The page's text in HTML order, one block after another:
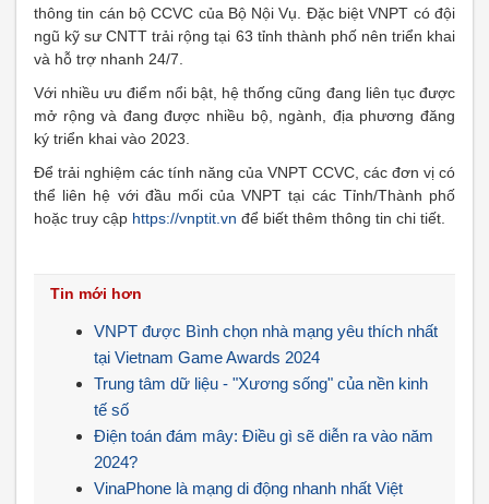
thông tin cán bộ CCVC của Bộ Nội Vụ. Đặc biệt VNPT có đội
ngũ kỹ sư CNTT trải rộng tại 63 tỉnh thành phố nên triển khai
và hỗ trợ nhanh 24/7.
Với nhiều ưu điểm nổi bật, hệ thống cũng đang liên tục được
mở rộng và đang được nhiều bộ, ngành, địa phương đăng
ký triển khai vào 2023.
Để trải nghiệm các tính năng của VNPT CCVC, các đơn vị có
thể liên hệ với đầu mối của VNPT tại các Tỉnh/Thành phố
hoặc truy cập https://vnptit.vn để biết thêm thông tin chi tiết.
Tin mới hơn
VNPT được Bình chọn nhà mạng yêu thích nhất
tại Vietnam Game Awards 2024
Trung tâm dữ liệu - "Xương sống" của nền kinh
tế số
Điện toán đám mây: Điều gì sẽ diễn ra vào năm
2024?
VinaPhone là mạng di động nhanh nhất Việt